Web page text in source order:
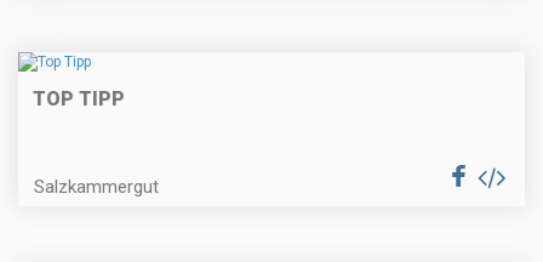
TOP TIPP
Salzkammergut